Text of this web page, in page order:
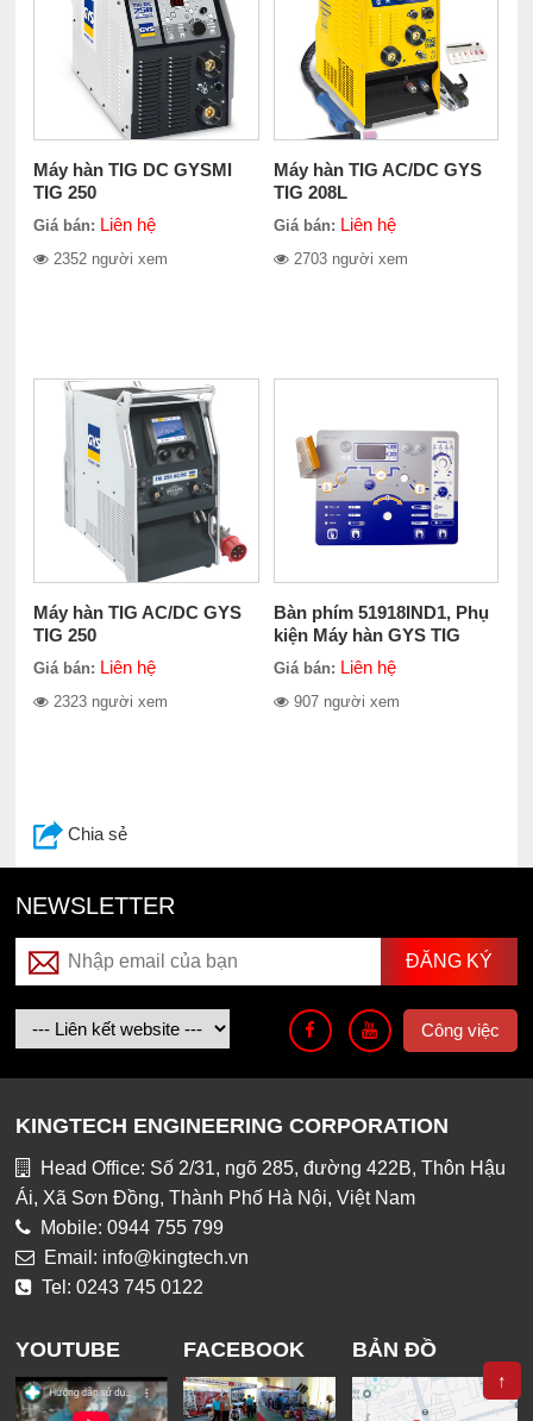
Máy hàn TIG DC GYSMI
TIG 250
Giá bán: Liên hệ
2352 người xem
Máy hàn TIG AC/DC GYS
TIG 208L
Giá bán: Liên hệ
2703 người xem
Máy hàn TIG AC/DC GYS
TIG 250
Giá bán: Liên hệ
2323 người xem
Bàn phím 51918IND1, Phụ
kiện Máy hàn GYS TIG
Giá bán: Liên hệ
907 người xem
Chia sẻ
NEWSLETTER
Công việc
KINGTECH ENGINEERING CORPORATION
Head Office: Số 2/31, ngõ 285, đường 422B, Thôn Hậu
Ái, Xã Sơn Đồng, Thành Phố Hà Nội, Việt Nam
Mobile: 0944 755 799
Email: info@kingtech.vn
Tel: 0243 745 0122
YOUTUBE FACEBOOK BẢN ĐỒ
↑